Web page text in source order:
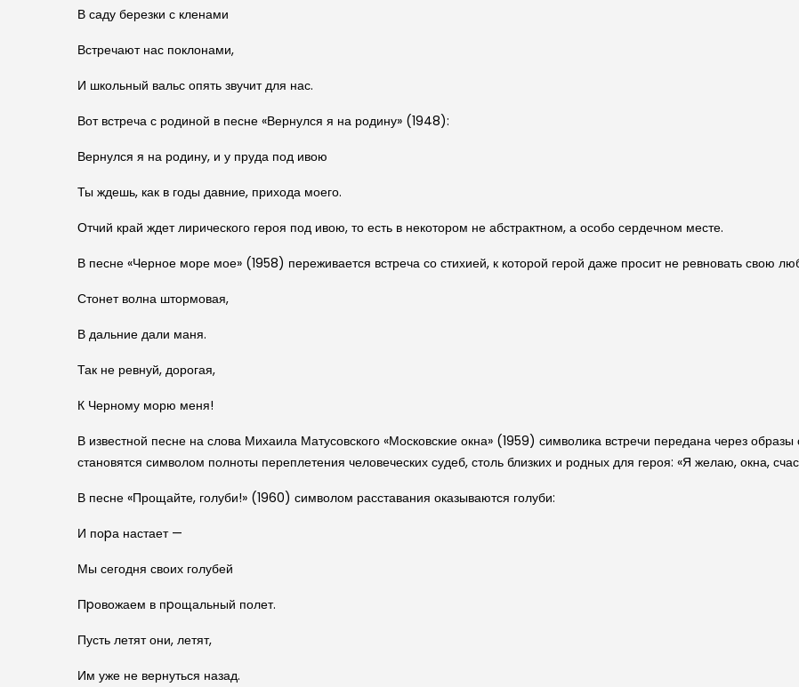
В саду березки с кленами
Встречают нас поклонами,
И школьный вальс опять звучит для нас.
Вот встреча с родиной в песне «Вернулся я на родину» (1948):
Вернулся я на родину, и у пруда под ивою
Ты ждешь, как в годы давние, прихода моего.
Отчий край ждет лирического героя под ивою, то есть в некотором не абстракт­ном, а особо сердечном месте.
В песне «Черное море мое» (1958) переживается встреча со стихией, к которой герой даже просит не ревновать свою
Стонет волна штормовая,
В дальние дали маня.
Так не ревнуй, дорогая,
К Черному морю меня!
В известной песне на слова Михаила Матусовского «Московские окна» (1959) символика встречи передана через
становятся символом полноты переплетения человеческих судеб, столь близких и родных для героя: «Я желаю, окна,
В песне «Прощайте, голуби!» (1960) символом расставания оказываются голуби:
И поpа настает —
Мы сегодня своих голубей
Пpовожаем в пpощальный полет.
Пусть летят они, летят,
Им уже не вернуться назад.